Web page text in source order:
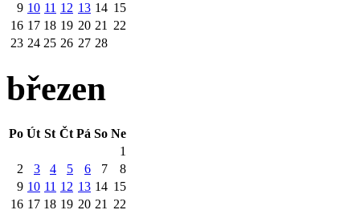
9 10 11 12 13 14 15
16 17 18 19 20 21
22
23 24 25 26 27 28
březen
Po Út St Čt Pá So Ne
1
2
3 4 5 6 7
8
9 10 11 12 13 14 15
16 17 18 19 20 21
22